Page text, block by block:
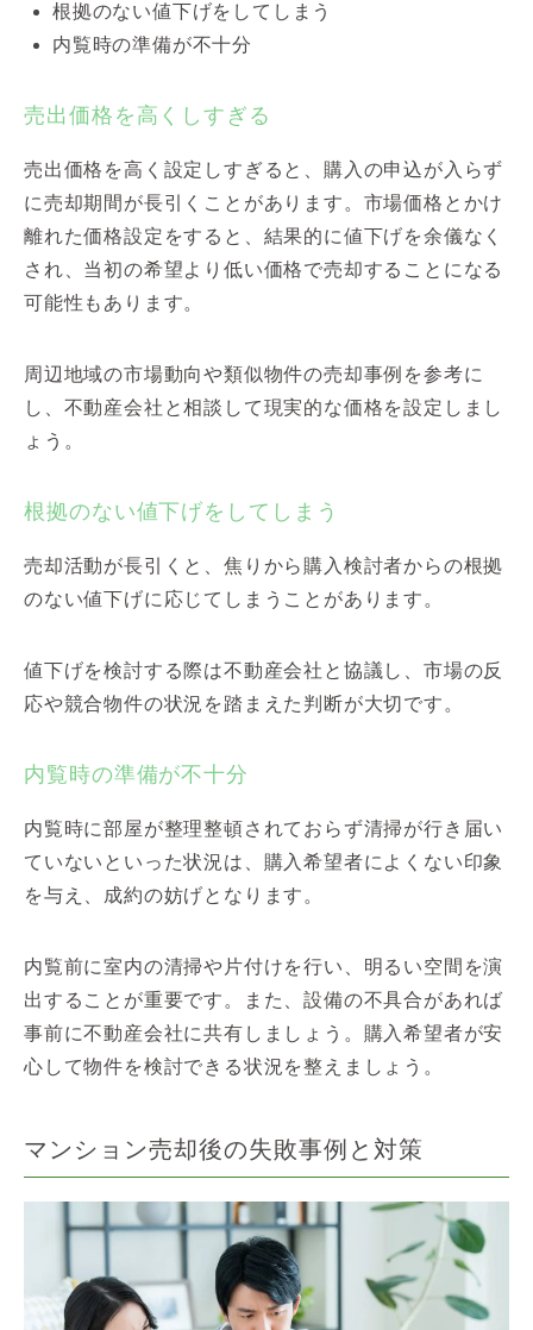
根拠のない値下げをしてしまう
内覧時の準備が不十分
売出価格を高くしすぎる
売出価格を高く設定しすぎると、購入の申込が入らず
に売却期間が長引くことがあります。市場価格とかけ
離れた価格設定をすると、結果的に値下げを余儀なく
され、当初の希望より低い価格で売却することになる
可能性もあります。
周辺地域の市場動向や類似物件の売却事例を参考に
し、不動産会社と相談して現実的な価格を設定しまし
ょう。
根拠のない値下げをしてしまう
売却活動が長引くと、焦りから購入検討者からの根拠
のない値下げに応じてしまうことがあります。
値下げを検討する際は不動産会社と協議し、市場の反
応や競合物件の状況を踏まえた判断が大切です。
内覧時の準備が不十分
内覧時に部屋が整理整頓されておらず清掃が行き届い
ていないといった状況は、購入希望者によくない印象
を与え、成約の妨げとなります。
内覧前に室内の清掃や片付けを行い、明るい空間を演
出することが重要です。また、設備の不具合があれば
事前に不動産会社に共有しましょう。購入希望者が安
心して物件を検討できる状況を整えましょう。
マンション売却後の失敗事例と対策